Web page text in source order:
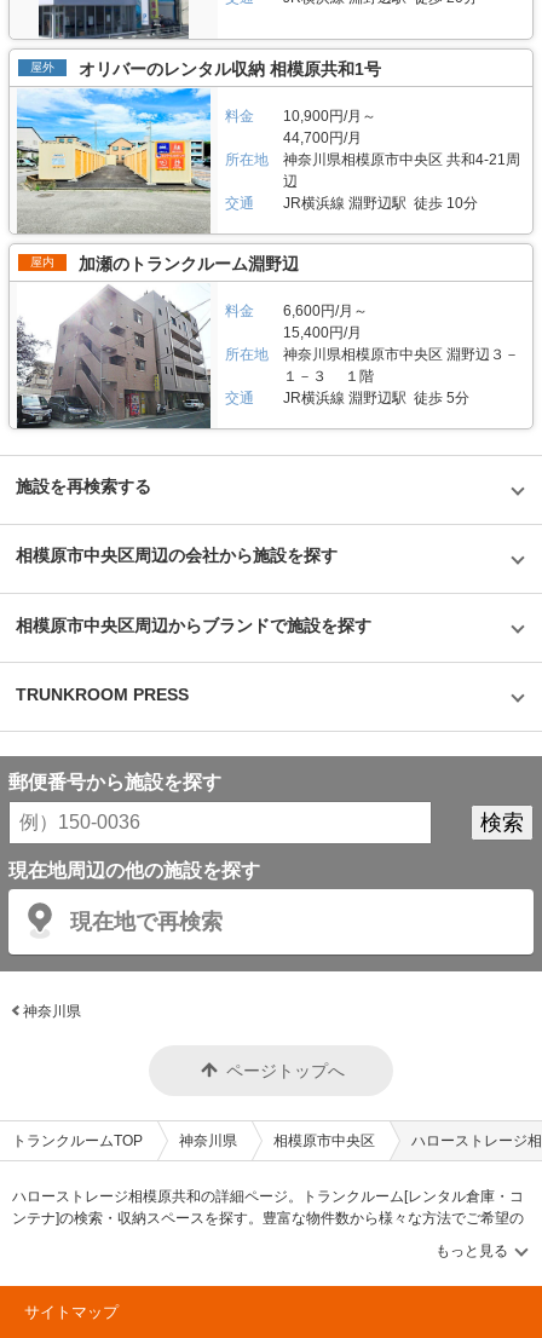
塚パート2」は施設見学が可能なので、バイクボックスの大きさや立地が気
になる方は見学を申し込みください。契約時はバイクのナンバーを確認して
います。これからバイクを購入する方はお問い合わせの際にお知らせくださ
い。時期によっては月額使用料や事務手数料がお得になるキャンペーンも実
施していますので、LIFULLトランクルームの施設詳細ページをご覧くださ
い。 編集後記 現在、都内を中心に約1,000台（2020年1月現在）のバイク専
用スペースを管理しているエリアリンク株式会社。2016年頃、西東京エリ
アで試験的にはじめた駐車場タイプのバイクパーキングは当初ここまでの拡
大を予想していなかったとのことだが、順調に拡大を続けているという。人
気施設の一つである足立区の「ハローバイクボックス足立竹ノ塚パート2」
は、風雨による汚れや浸食防止に強いBOXシェローを採用しており、東証
マザーズ上場企業が運営しているバイク専用のスペースなので、安心して利
用できると思った。
運送するサービスも利用可能）。また、利用用途で多いのはファミリー層の
他、都心の店舗は一人暮らしの若い方や女性、法人企業にも利用いただいて
います。任意に調査したユーザーインタビューでは「一度使うと便利さが分
かった」という声も多く、衣類や本などの趣味や生活用品を自宅以外の押入
れに入れておく感覚で中長期的に利用されている傾向があります。 セキュ
リティや安全面について教えてください。 トランクハウス24で細心の注意
を払っているのが空気の流れ。外が寒いから中は暖かくではなく、結露やカ
ビができないように温度調整が必要で、その鍵を握るのが、各階に数点設置
しているサーキュレーター。風を送り込み部屋の空気を循環させることで荷
物を保管するのに最適な環境を1年中作り出しています。また、トランクハ
ウス24東中野店では、スマートキーや専用アプリによる鍵の解錠施錠にも
対応。警備会社と契約をしているため、万が一のことがあっても対応できる
ことはもちろん、小さなトラブルでも問い合わせれば、自社の物件管理部隊
がすぐに駆けつける体制も整備しています。 費用や契約について教えてく
リを使って施設のエントランスキーを解錠でき、スタッフの立会いがなくて
もスムーズに内覧できます。また、Webやスマホのみでも契約申し込みが
できるので、最短即日利用も可能です。不明点があれば、お気軽にお問い合
わせください。 編集後記 誰もが知っているキャラクター「キティちゃん」
がビル正面に大きく貼られているトランクハウス24。インパクトがありな
がらも、街の景色に馴染んでいる親しみやすい印象を受けた。2018年から
開始した新しいトランクルームのサービスだが、そのはじめたきっかけをお
国内トップシェアを誇る企業だが、郊外にあることも多く、車を利用して自
いたいときに使える場所にあるという利点があり、女性が使いずらいという
イメージも安心のセキュリティやクリーンで清潔な部屋といった機能面でも
カバーしている。一度使ってみるとその便利さが気に入り、長く継続して使
屋外 オリバーのレンタル収納 相模原共和1号
料金
10,900円/月～
44,700円/月
所在地
神奈川県相模原市中央区 共和4-21周
辺
交通
JR横浜線 淵野辺駅 徒歩 10分
屋内 加瀬のトランクルーム淵野辺
料金
6,600円/月～
15,400円/月
所在地
神奈川県相模原市中央区 淵野辺３－
１－３ １階
交通
JR横浜線 淵野辺駅 徒歩 5分
施設を再検索する
相模原市中央区周辺の会社から施設を探す
相模原市中央区周辺からブランドで施設を探す
TRUNKROOM PRESS
郵便番号から施設を探す
現在地周辺の他の施設を探す
現在地で再検索
神奈川県
ページトップへ
トランクルームTOP 神奈川県 相模原市中央区 ハローストレージ
ハローストレージ相模原共和の詳細ページ。トランクルーム[レンタル倉庫・コ
ンテナ]の検索・収納スペースを探す。豊富な物件数から様々な方法でご希望の
収納スペースを簡単に探せるトランクルーム情報サイトです。ハローストレー
ジ相模原共和の住所・最寄りの駅、物件タイプのご紹介や料金表、お得なキャ
ンペーン情報もあります。気になる物件タイプを見つけたら、メールか電話で
お問合せが可能です（無料）。
サイトマップ